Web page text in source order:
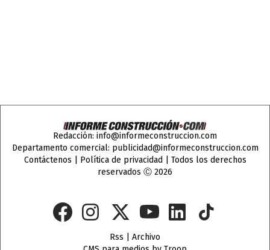
Redacción: info@informeconstruccion.com
Departamento comercial: publicidad@informeconstruccion.com
Contáctenos
Política de privacidad | Todos los derechos
reservados Ⓒ 2026
Rss
Archivo